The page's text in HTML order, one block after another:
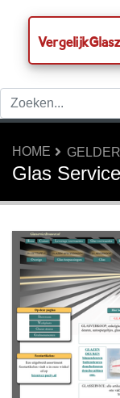
HOME
Glas